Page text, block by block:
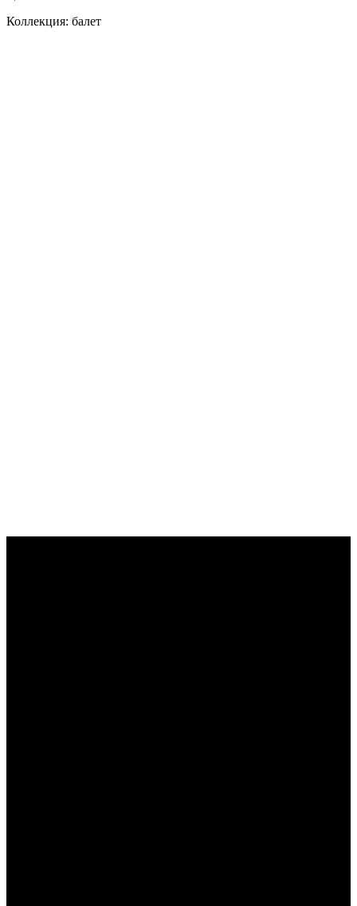
Коллекция: балет